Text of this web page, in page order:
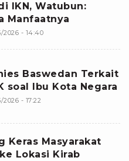
IKN, Watubun:
Manfaatnya
2026 - 14:40
Baswedan Terkait
soal Ibu Kota Negara
2026 - 17:22
Keras Masyarakat
Lokasi Kirab